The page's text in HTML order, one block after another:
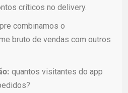
críticos no delivery.
combinamos o
bruto de vendas com outros
quantos visitantes do app